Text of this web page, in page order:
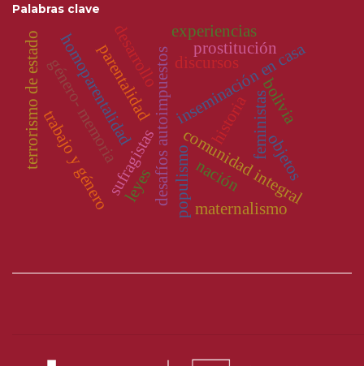
Palabras clave
desafíos autoimpuestos
sufragistas
inseminación en casa
homoparentalidad
parentalidad
comunidad integral
trabajo y género
terrorismo de estadogénero- memoria
populismo
feministas
discursos
historia
desarrollo prostitución
maternalismo
nación
leyes
bolivia
experiencias
objetos